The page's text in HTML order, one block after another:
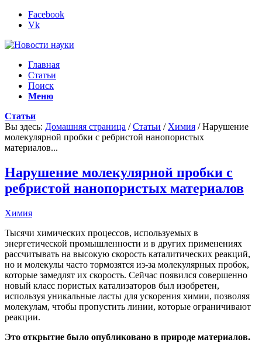
Facebook
Vk
Главная
Статьи
Поиск
Меню
Статьи
Вы здесь: Домашняя страница / Статьи / Химия / Нарушение
молекулярной пробки с ребристой нанопористых
материалов...
Нарушение молекулярной пробки с
ребристой нанопористых материалов
Химия
Тысячи химических процессов, используемых в
энергетической промышленности и в других применениях
рассчитывать на высокую скорость каталитических реакций,
но и молекулы часто тормозятся из-за молекулярных пробок,
которые замедлят их скорость. Сейчас появился совершенно
новый класс пористых катализаторов был изобретен,
используя уникальные ласты для ускорения химии, позволяя
молекулам, чтобы пропустить линии, которые ограничивают
реакции.
Это открытие было опубликовано в природе материалов.